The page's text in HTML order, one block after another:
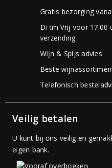
Gratis bezorging
Di tm Vrij voor 17.00
verzending
Wijn & Spijs advies
Beste
Telefonisch
Veilig betalen
U kunt bij ons veilig en
eigen bank.